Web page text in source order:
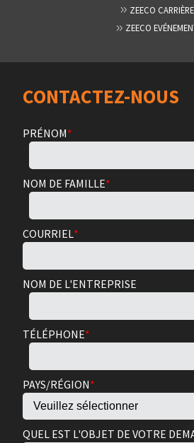
ZEECO
ZEECO
CONTACTEZ-NOUS
PRÉNOM*
NOM DE FAMILLE*
COURRIEL*
NOM DE L'ENTREPRISE
TÉLÉPHONE*
PAYS/RÉGION*
QUEL EST L'OBJET DE VOTRE